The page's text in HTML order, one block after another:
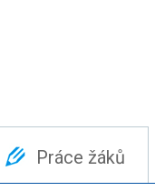
Práce žáků